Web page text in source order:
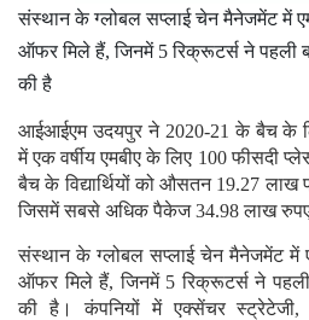
संस्थान के ग्लोबल सप्लाई चेन मैनेजमेंट में
ऑफर मिले हैं, जिनमें 5 रिक्रूटर्स ने पहली
की है
आईआईएम उदयपुर ने 2020-21 के बैच के
में एक वर्षीय एमबीए के लिए 100 फीसदी
बैच के विद्यार्थियों को औसतन 19.27 लाख
जिसमें सबसे अधिक पैकेज 34.98 लाख रुपए
संस्थान के ग्लोबल सप्लाई चेन मैनेजमेंट में
ऑफर मिले हैं, जिनमें 5 रिक्रूटर्स ने
की है। कंपनियों में एक्सेंचर स्ट्रेटेजी,